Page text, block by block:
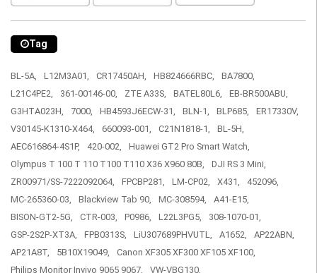
Tag
BL-5A, L12M3A01, CR17450AH, HB824666RBC,
BA7800,
L21C4PE2,
361-00146-00, ZTE A33S, BATEL80L6,
EB-BR500ABU,
G3HTA023H,
7000, HB4593J6ECW-31, BLN-1, BLP685,
ER17330V,
V30145-K1310-X464,
660093-001, C21N1818-1,
BL-5H,
AEC616864-4S1P,
420-002,
Huawei GT2 Pro Smart Watch,
Olympus T 100 T 110 T100 T110 X36 X960 80B,
DJI RS 3 Mini,
ZR00971/SS-7222092064,
FPCBP281, LM-CP02, X431,
452096,
MC-265360-03,
Blackview Tab 90, MC-308594,
A41-E15,
BISON-GT2-5G,
CTR-003, P0986, L22L3PG5,
308-1070-01,
GSP-2S2P-XT3A,
FPB0313S, LiU307689PHVUTL, A1652,
AP22ABN,
AP21A8T,
5B10X19049,
Canon XF305 XF300 XF105 XF100,
Philips Monitor Invivo 9065 9067,
VW-VBG130,